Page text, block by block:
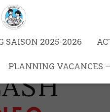
SAISON 2025-2026
PLANNING VACANCES